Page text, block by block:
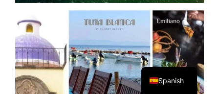
Spanish
English